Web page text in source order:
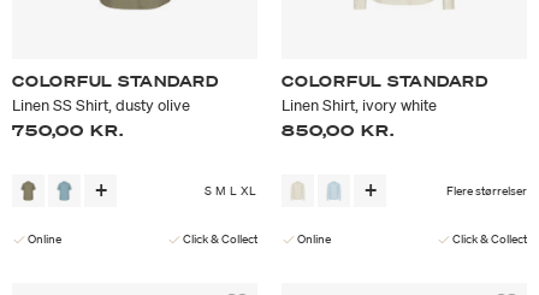
COLORFUL STANDARD
Linen SS Shirt, dusty olive
750,00 KR.
S M L XL
Online Click & Collect
COLORFUL STANDARD
Linen Shirt, ivory white
850,00 KR.
Flere størrelser
Online Click & Collect